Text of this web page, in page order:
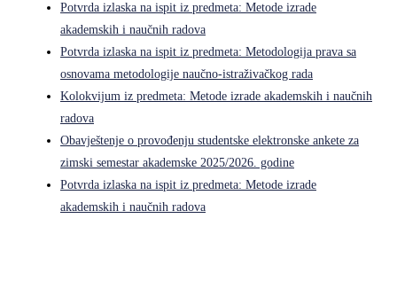
Potvrda izlaska na ispit iz predmeta: Metode izrade
akademskih i naučnih radova
Potvrda izlaska na ispit iz predmeta: Metodologija prava sa
osnovama metodologije naučno-istraživačkog rada
Kolokvijum iz predmeta: Metode izrade akademskih i naučnih
radova
Obavještenje o provođenju studentske elektronske ankete za
zimski semestar akademske 2025/2026. godine
Potvrda izlaska na ispit iz predmeta: Metode izrade
akademskih i naučnih radova